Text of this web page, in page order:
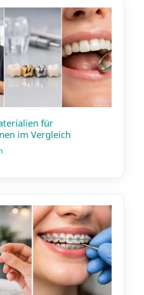
für
im Vergleich